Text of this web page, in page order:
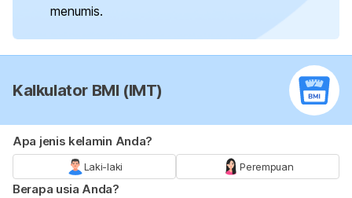
menumis.
Kalkulator BMI (IMT)
Apa jenis kelamin Anda?
Laki-laki Perempuan
Berapa usia Anda?